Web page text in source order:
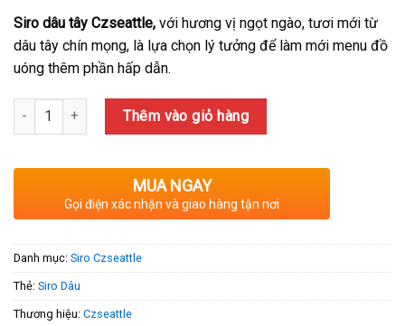
Siro dâu tây Czseattle, với hương vị ngọt ngào, tươi mới từ
dâu tây chín mọng, là lựa chọn lý tưởng để làm mới menu đồ
uóng thêm phần hấp dẫn.
Số lượng Thêm vào giỏ hàng
MUA NGAY
Gọi điện xác nhận và giao hàng tận nơi
Danh mục: Siro Czseattle
Thẻ: Siro Dâu
Thương hiệu: Czseattle